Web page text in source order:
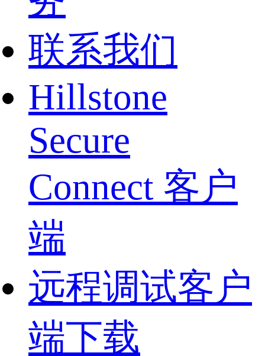
联系我们
Hillstone
Secure
Connect 客户
端
远程调试客户
端下载